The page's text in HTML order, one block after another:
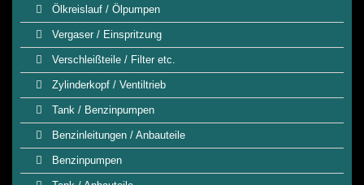
Ölkreislauf / Ölpumpen
Vergaser / Einspritzung
Verschleißteile / Filter etc.
Zylinderkopf / Ventiltrieb
Tank / Benzinpumpen
Benzinleitungen / Anbauteile
Benzinpumpen